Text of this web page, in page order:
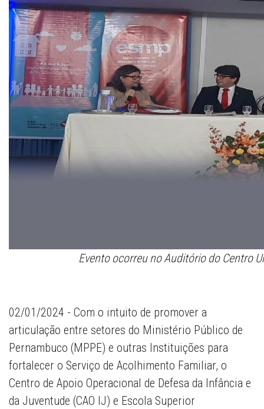
Evento ocorreu no Auditório do Centro
02/01/2024 - Com o intuito de promover a
articulação entre setores do Ministério Público de
Pernambuco (MPPE) e outras Instituições para
fortalecer o Serviço de Acolhimento Familiar, o
Centro de Apoio Operacional de Defesa da Infância e
da Juventude (CAO IJ) e Escola Superior